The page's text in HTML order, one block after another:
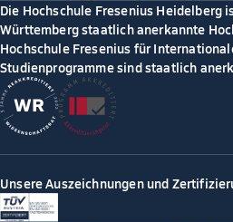
Die Hochschule Fresenius Heidelberg
Württemberg staatlich anerkannte
Hochschule Fresenius für
Studienprogramme sind staatlich
Unsere Auszeichnungen und